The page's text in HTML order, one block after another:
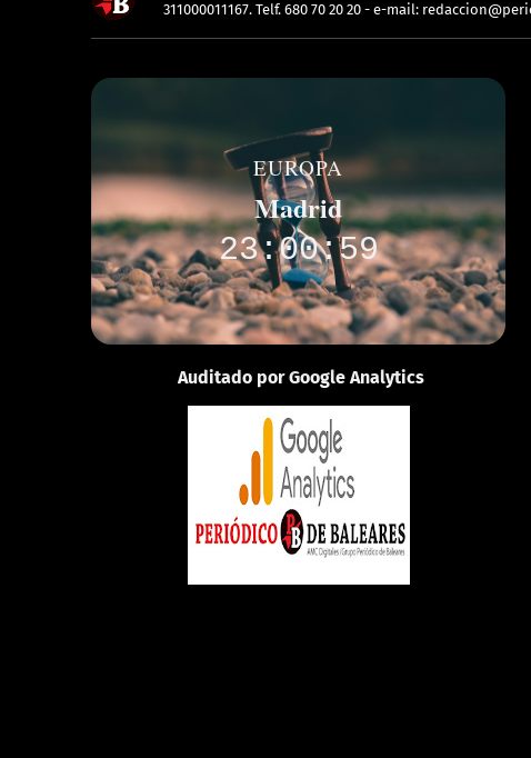
311000011167. Telf. 680 70 20 20 - e-mail:
EUROPA
Londres
22:01:05
Auditado por Google Analytics